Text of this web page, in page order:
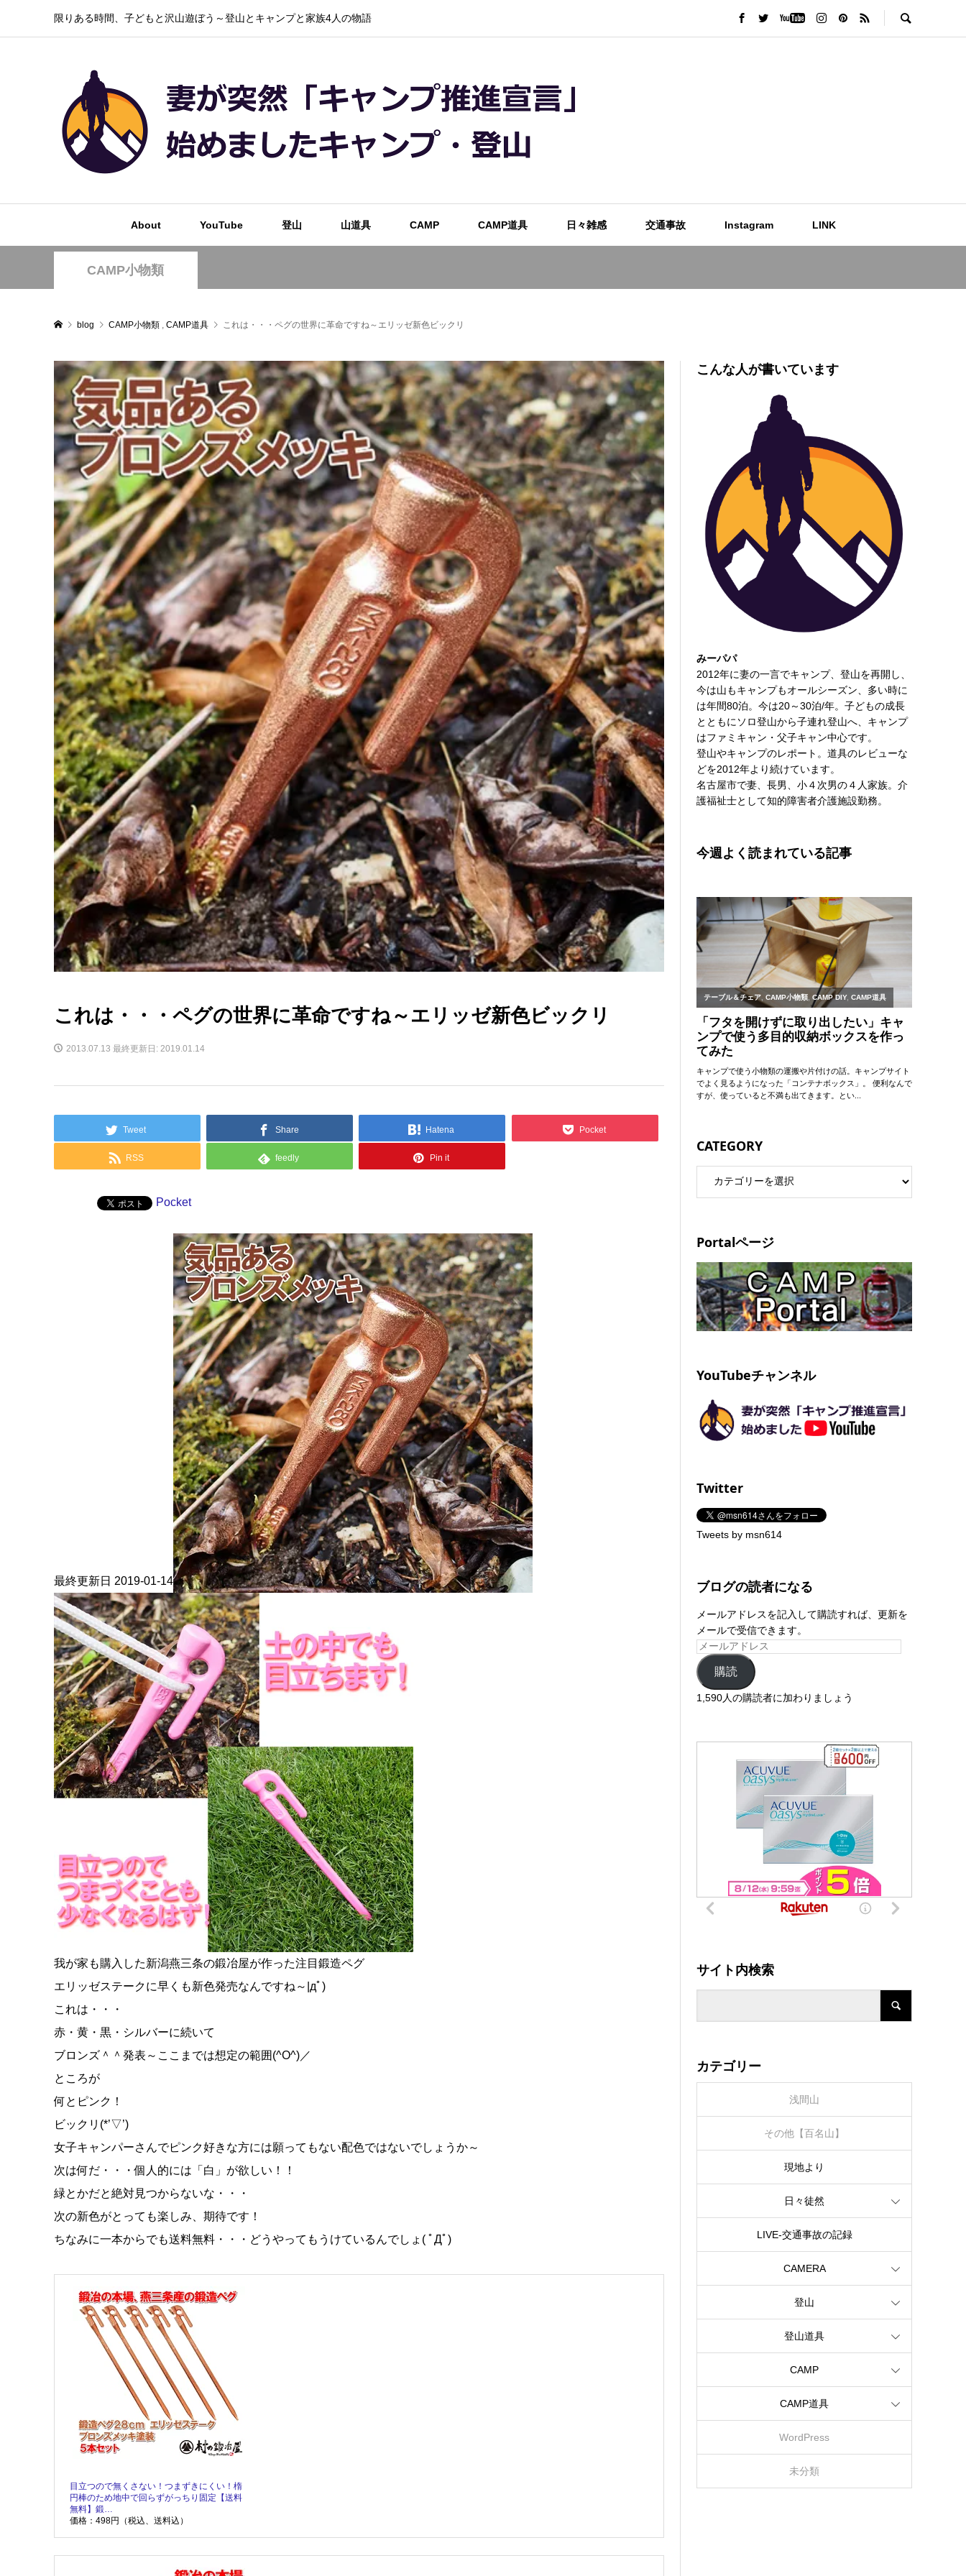
限りある時間、子どもと沢山遊ぼう～登山とキャンプと家族4人の物語
About YouTube 登山 山道具 CAMP CAMP道具 日々雑感 交通事故 Instagram LINK
CAMP小物類
blog CAMP小物類 , CAMP道具 これは・・・ペグの世界に革命ですね～エリッゼ新色ビックリ
これは・・・ペグの世界に革命ですね～エリッゼ新色ビックリ
2013.07.13 最終更新日: 2019.01.14
Tweet Share Hatena Pocket
RSS feedly Pin it
Pocket
最終更新日 2019-01-14
我が家も購入した新潟燕三条の鍛冶屋が作った注目鍛造ペグ
エリッゼステークに早くも新色発売なんですね～|дﾟ)
これは・・・
赤・黄・黒・シルバーに続いて
ブロンズ＾＾発表～ここまでは想定の範囲(^O^)／
ところが
何とピンク！
ビックリ(*’▽’)
女子キャンパーさんでピンク好きな方には願ってもない配色ではないでしょうか～
次は何だ・・・個人的には「白」が欲しい！！
緑とかだと絶対見つからないな・・・
次の新色がとっても楽しみ、期待です！
ちなみに一本からでも送料無料・・・どうやってもうけているんでしょ( ﾟДﾟ)
目立つので無くさない！つまずきにくい！楕
円棒のため地中で回らずがっちり固定【送料
無料】鍛…
価格：498円（税込、送料込）
こんな人が書いています
みーパパ
2012年に妻の一言でキャンプ、登山を再開し、
今は山もキャンプもオールシーズン、多い時に
は年間80泊。今は20～30泊/年。子どもの成長
とともにソロ登山から子連れ登山へ、キャンプ
はファミキャン・父子キャン中心です。
登山やキャンプのレポート。道具のレビューな
どを2012年より続けています。
名古屋市で妻、長男、小４次男の４人家族。介
護福祉士として知的障害者介護施設勤務。
今週よく読まれている記事
CATEGORY
Portalページ
YouTubeチャンネル
Twitter
Tweets by msn614
ブログの読者になる
メールアドレスを記入して購読すれば、更新を
メールで受信できます。
購読
1,590人の購読者に加わりましょう
サイト内検索
カテゴリー
浅間山
その他【百名山】
現地より
日々徒然
LIVE‐交通事故の記録
CAMERA
登山
登山道具
CAMP
CAMP道具
WordPress
未分類